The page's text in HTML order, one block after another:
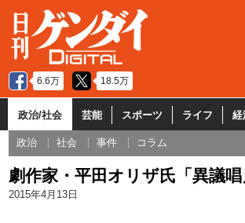
6.6万 18.5万
政治/社会 芸能 スポーツ ライフ 経
政治 社会 事件 コラム
劇作家・平田オリザ氏「異議
2015年4月13日